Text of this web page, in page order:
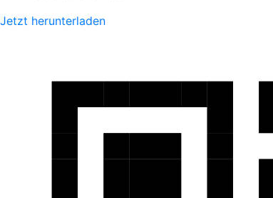
Jetzt herunterladen